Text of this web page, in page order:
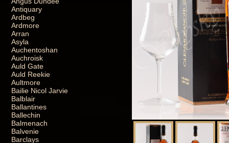
Antiquary
Ardbeg
Ardmore
Arran
Asyla
Auchentoshan
Auchroisk
Auld Gate
Auld Reekie
Aultmore
Bailie Nicol Jarvie
Balblair
Ballantines
Ballechin
Balmenach
Balvenie
Barclays